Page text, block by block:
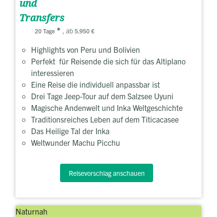
und
Transfers
20 Tage , ab 5.950 €
Highlights von Peru und Bolivien
Perfekt für Reisende die sich für das Altiplano
interessieren
Eine Reise die individuell anpassbar ist
Drei Tage Jeep-Tour auf dem Salzsee Uyuni
Magische Andenwelt und Inka Weltgeschichte
Traditionsreiches Leben auf dem Titicacasee
Das Heilige Tal der Inka
Weltwunder Machu Picchu
Reisevorschlag anschauen
Naturnah